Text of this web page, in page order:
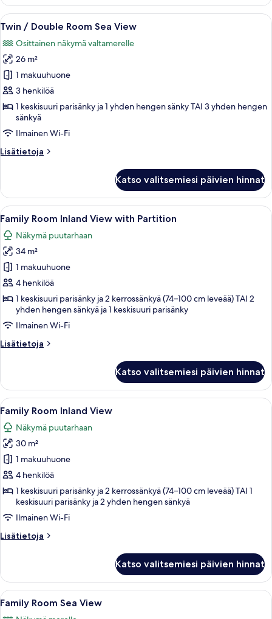
Room
Inland
Avaa
kaikki
huonetyypin
Twin
/
Double
Room
Sea
View
kuvat
Hotellihuone, jossa on suuri sänky,
6
Twin / Double Room Sea View
Osittainen näkymä valtamerelle
26 m²
1 makuuhuone
3 henkilöä
1 keskisuuri parisänky ja 1 yhden hengen sänky TAI 3 yhden hengen
sänkyä
Ilmainen Wi-Fi
Lisätietoja
Lisätietoja
Double
Room
Sea
Katso valitsemiesi päivien hinnat
Avaa
kaikki
huonetyypin
Family
Room
Inland
View
with
Partition
kuvat
Kerrossänky valkoisilla
7
Family Room Inland View with Partition
Näkymä puutarhaan
34 m²
1 makuuhuone
4 henkilöä
1 keskisuuri parisänky ja 2 kerrossänkyä (74–100 cm leveää) TAI 2
yhden hengen sänkyä ja 1 keskisuuri parisänky
Ilmainen Wi-Fi
Lisätietoja
Lisätietoja
Inland
View
with
Partition
Katso valitsemiesi päivien hinnat
Avaa
kaikki
huonetyypin
Family
Room
Inland
View
kuvat
Hotellihuone, jossa on sänky,
6
Family Room Inland View
Näkymä puutarhaan
30 m²
1 makuuhuone
4 henkilöä
1 keskisuuri parisänky ja 2 kerrossänkyä (74–100 cm leveää) TAI 1
keskisuuri parisänky ja 2 yhden hengen sänkyä
Ilmainen Wi-Fi
Lisätietoja
Lisätietoja
Inland
View
Katso valitsemiesi päivien hinnat
Avaa
kaikki
Hotellihuone, jossa on sänky, pieni
6
Family Room Sea View